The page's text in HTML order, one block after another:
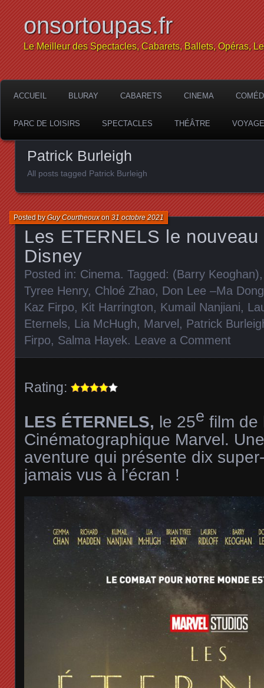
onsortoupas.fr
Le Meilleur des Spectacles, Cabarets, Ballets, Opéras,
ACCUEIL BLURAY CABARETS CINEMA
PARC DE LOISIRS SPECTACLES THÉÂTRE
Patrick Burleigh
All posts tagged Patrick Burleigh
Les ETERNELS le
Disney
Posted byGuy Courtheouxon31 octobre 2021
Posted in: Cinema. Tagged: (Barry Keoghan)
Tyree Henry, Chloé Zhao, Don Lee –Ma
Kaz Firpo, Kit Harrington, Kumail Nanjiani,
Eternels, Lia McHugh, Marvel, Patrick
Firpo, Salma Hayek. Leave a Comment
Rating:
LES ÉTERNELS, le 25e film de
Cinématographique Marvel.
aventure qui présente dix
jamais vus à l’écran !